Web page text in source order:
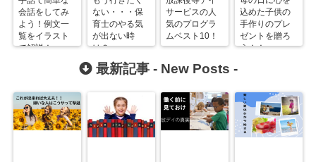
会話をしてみ
よう！例文一
覧をイラスト
で解説！
ない・・・保
育士のやる気
が出ない時
は？
サービスの人
気のプログラ
ムベスト10！
込めた子供の
手作りのプレ
ゼントを贈ろ
う！！
最新記事 - New Posts -